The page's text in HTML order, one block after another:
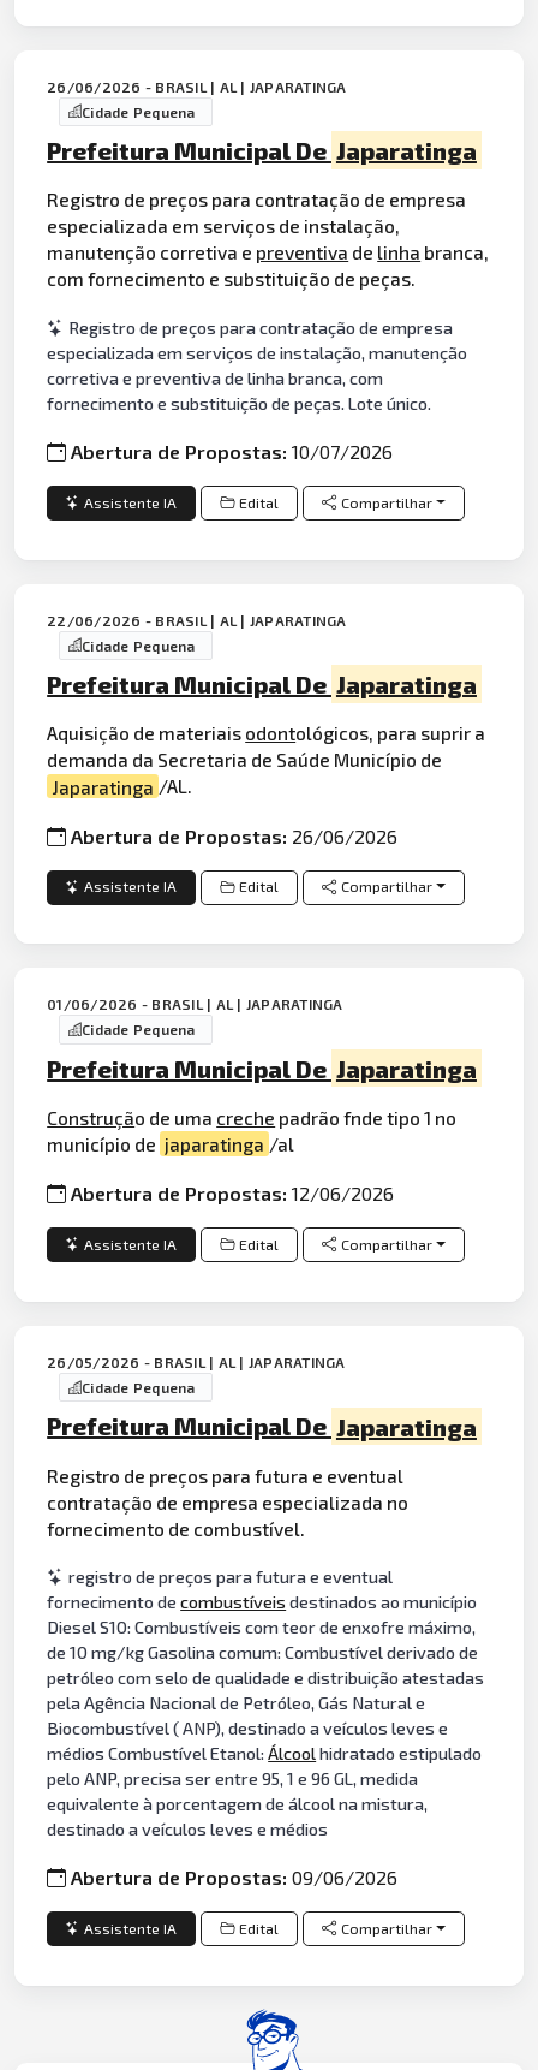
26/06/2026 - BRASIL | AL | JAPARATINGA
Cidade Pequena
Prefeitura Municipal De Japaratinga
Registro de preços para contratação de empresa
especializada em serviços de instalação,
manutenção corretiva e preventiva de linha branca,
com fornecimento e substituição de peças.
Registro de preços para contratação de empresa
especializada em serviços de instalação, manutenção
corretiva e preventiva de linha branca, com
fornecimento e substituição de peças. Lote único.
Abertura de Propostas:10/07/2026
Assistente IA Edital Compartilhar
22/06/2026 - BRASIL | AL | JAPARATINGA
Cidade Pequena
Prefeitura Municipal De Japaratinga
Aquisição de materiais odontológicos, para suprir a
demanda da Secretaria de Saúde Município de
Japaratinga /AL.
Abertura de Propostas: 26/06/2026
Assistente IA Edital Compartilhar
01/06/2026 - BRASIL | AL | JAPARATINGA
Cidade Pequena
Prefeitura Municipal De Japaratinga
Construção de uma creche padrão fnde tipo 1 no
município de japaratinga /al
Abertura de Propostas:12/06/2026
Assistente IA Edital Compartilhar
26/05/2026 - BRASIL | AL | JAPARATINGA
Cidade Pequena
Prefeitura Municipal De Japaratinga
Registro de preços para futura e eventual
contratação de empresa especializada no
fornecimento de combustível.
registro de preços para futura e eventual
fornecimento decombustíveis destinados ao município
Diesel S10: Combustíveis com teor de enxofre máximo,
de 10 mg/kg Gasolina comum: Combustível derivado de
petróleo com selo de qualidade e distribuição atestadas
pela Agência Nacional de Petróleo, Gás Natural e
Biocombustível ( ANP), destinado a veículos leves e
médios Combustível Etanol:Álcoolhidratado estipulado
pelo ANP, precisa ser entre 95, 1 e 96 GL, medida
equivalente à porcentagem de álcool na mistura,
destinado a veículos leves e médios
Abertura de Propostas:09/06/2026
Assistente IA Edital Compartilhar